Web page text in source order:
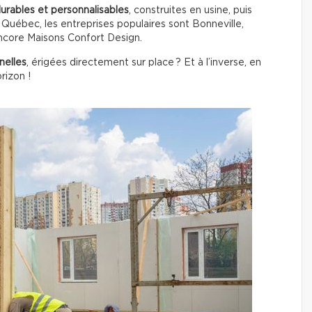
et personnalisables, construites en usine, puis
les entreprises populaires sont Bonneville,
Maisons Confort Design.
, érigées directement sur place ? Et à l’inverse, en
!